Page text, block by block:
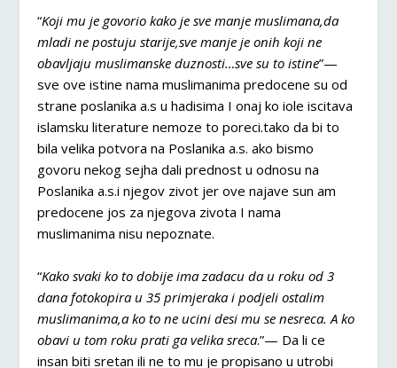
“Koji mu je govorio kako je sve manje muslimana,da
mladi ne postuju starije,sve manje je onih koji ne
obavljaju muslimanske duznosti…sve su to istine”—
sve ove istine nama muslimanima predocene su od
strane poslanika a.s u hadisima I onaj ko iole iscitava
islamsku literature nemoze to poreci.tako da bi to
bila velika potvora na Poslanika a.s. ako bismo
govoru nekog sejha dali prednost u odnosu na
Poslanika a.s.i njegov zivot jer ove najave sun am
predocene jos za njegova zivota I nama
muslimanima nisu nepoznate.
“Kako svaki ko to dobije ima zadacu da u roku od 3
dana fotokopira u 35 primjeraka i podjeli ostalim
muslimanima,a ko to ne ucini desi mu se nesreca. A ko
obavi u tom roku prati ga velika sreca.”— Da li ce
insan biti sretan ili ne to mu je propisano u utrobi